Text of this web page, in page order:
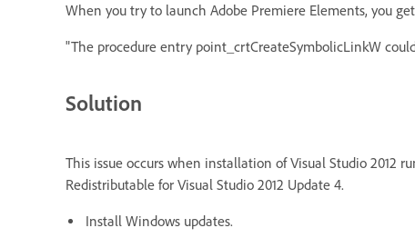
When you try to launch Adobe Premiere Elements, you
"The procedure entry point_crtCreateSymbolicLinkW
Solution
This issue occurs when installation of Visual Studio 2012
Redistributable for Visual Studio 2012 Update 4.
Install Windows updates.